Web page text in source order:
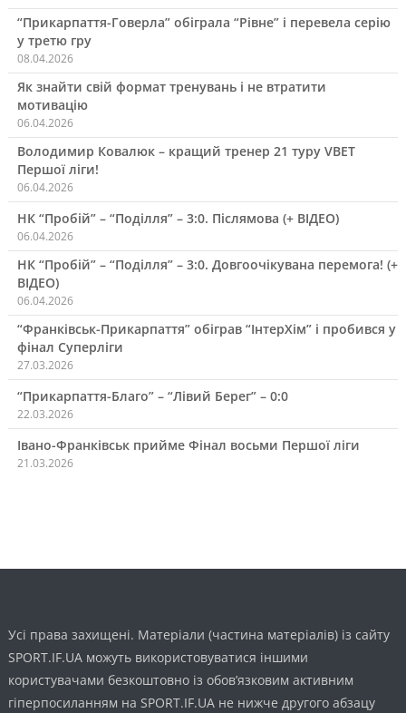
“Прикарпаття-Говерла” обіграла “Рівне” і перевела серію
у третю гру
08.04.2026
Як знайти свій формат тренувань і не втратити
мотивацію
06.04.2026
Володимир Ковалюк – кращий тренер 21 туру VBET
Першої ліги!
06.04.2026
НК “Пробій” – “Поділля” – 3:0. Післямова (+ ВІДЕО)
06.04.2026
НК “Пробій” – “Поділля” – 3:0. Довгоочікувана перемога! (+
ВІДЕО)
06.04.2026
“Франківськ-Прикарпаття” обіграв “ІнтерХім” і пробився у
фінал Суперліги
27.03.2026
“Прикарпаття-Благо” – “Лівий Берег” – 0:0
22.03.2026
Івано-Франківськ прийме Фінал восьми Першої ліги
21.03.2026
Усі права захищені. Матеріали (частина матеріалів) із сайту
SPORT.IF.UA можуть використовуватися іншими
користувачами безкоштовно із обов’язковим активним
гіперпосиланням на SPORT.IF.UA не нижче другого абзацу